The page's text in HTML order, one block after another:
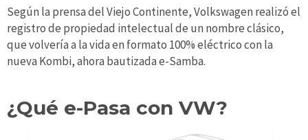
Según la prensa del Viejo Continente, Volkswagen realizó el
registro de propiedad intelectual de un nombre clásico,
que volvería a la vida en formato 100% eléctrico con la
nueva Kombi, ahora bautizada e-Samba.
¿Qué e-Pasa con VW?